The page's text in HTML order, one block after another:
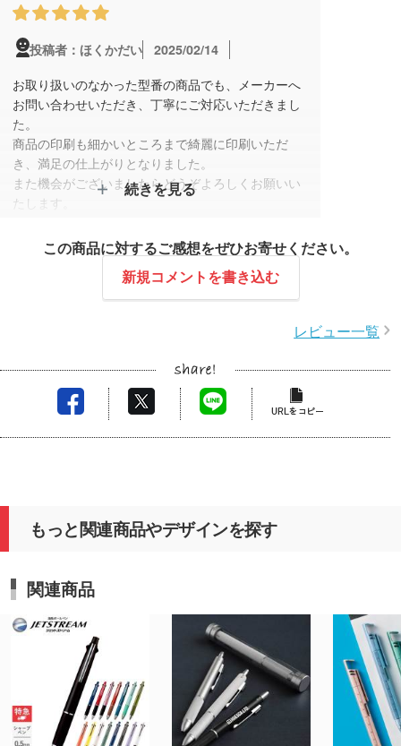
投稿者：ほくかだい
2025/02/14
お取り扱いのなかった型番の商品でも、メーカーへ
お問い合わせいただき、丁寧にご対応いただきまし
た。
商品の印刷も細かいところまで綺麗に印刷いただ
き、満足の仕上がりとなりました。
また機会がございましたらどうぞよろしくお願いい
たします。
スタッフコメント
この度はレビュー投稿をいただきありがとうござい
ます。
掲載のない商品をご検討の際も、出来る限りお力添
えいたしますので、どうぞお気軽にご連絡くださ
続きを見る
この商品に対するご感想をぜひお寄せください。
新規コメントを書き込む
レビュー一覧
もっと関連商品やデザインを探す
関連商品